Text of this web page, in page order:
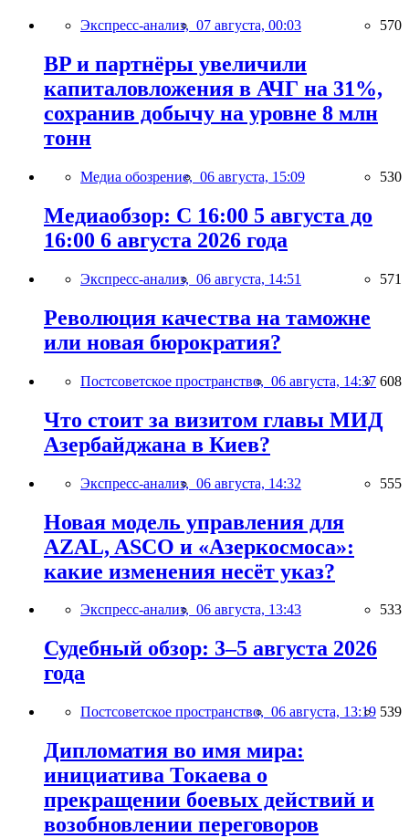
Экспресс-анализ, 07 августа, 00:03 570
BP и партнёры увеличили
капиталовложения в АЧГ на 31%,
сохранив добычу на уровне 8 млн
тонн
Медиа обозрение, 06 августа, 15:09 530
Медиаобзор: С 16:00 5 августа до
16:00 6 августа 2026 года
Экспресс-анализ, 06 августа, 14:51 571
Революция качества на таможне
или новая бюрократия?
Постсоветское пространство, 06 августа, 14:37 608
Что стоит за визитом главы МИД
Азербайджана в Киев?
Экспресс-анализ, 06 августа, 14:32 555
Новая модель управления для
AZAL, ASCO и «Азеркосмоса»:
какие изменения несёт указ?
Экспресс-анализ, 06 августа, 13:43 533
Судебный обзор: 3–5 августа 2026
года
Постсоветское пространство, 06 августа, 13:19 539
Дипломатия во имя мира:
инициатива Токаева о
прекращении боевых действий и
возобновлении переговоров